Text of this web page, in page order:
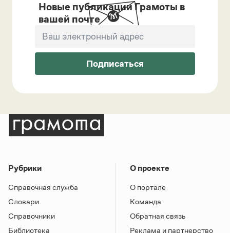
Новые публикации Грамоты в
вашей почте
Подписаться
Рубрики
Справочная служба
Словари
Справочники
Библиотека
О проекте
О портале
Команда
Обратная связь
Реклама и партнерство